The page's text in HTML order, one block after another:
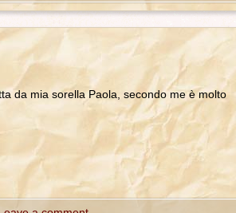
da mia sorella Paola, secondo me è molto